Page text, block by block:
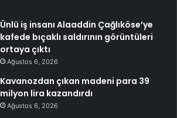
Ünlü iş insanı Alaaddin Çağlıköse’ye
kafede bıçaklı saldırının görüntüleri
ortaya çıktı
Ağustos 6, 2026
Kavanozdan çıkan madeni para 39
milyon lira kazandırdı
Ağustos 6, 2026